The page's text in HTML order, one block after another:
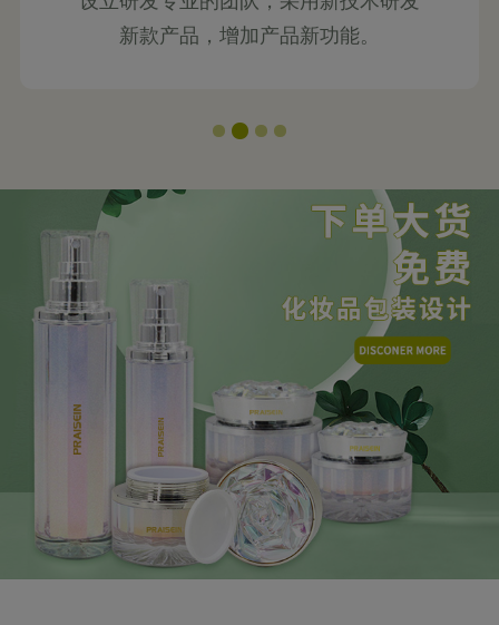
新款产品，增加产品新功能。